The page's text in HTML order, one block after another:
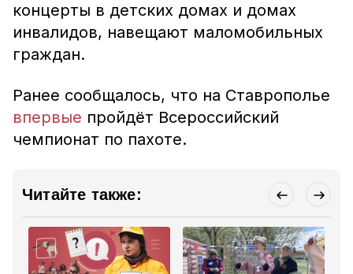
концерты в детских домах и домах
инвалидов, навещают маломобильных
граждан.
Ранее сообщалось, что на Ставрополье
впервые пройдёт Всероссийский
чемпионат по пахоте.
Читайте также: